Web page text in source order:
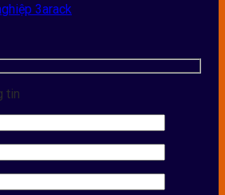
tin